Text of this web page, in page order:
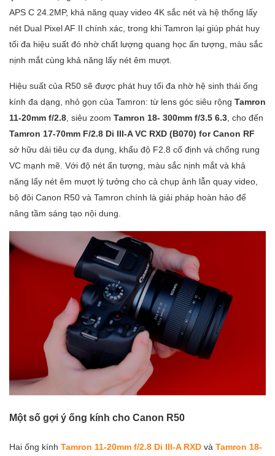
APS C 24.2MP, khả năng quay video 4K sắc nét và hệ thống lấy
nét Dual Pixel AF II chính xác, trong khi Tamron lại giúp phát huy
tối đa hiệu suất đó nhờ chất lượng quang học ấn tượng, màu sắc
nịnh mắt cùng khả năng lấy nét êm mượt.
Hiệu suất của R50 sẽ được phát huy tối đa nhờ hệ sinh thái ống
kính đa dạng, nhỏ gọn của Tamron: từ lens góc siêu rộng Tamron
11-20mm f/2.8 , siêu zoom Tamron 18- 300mm f/3.5 6.3 , cho đến
Tamron 17-70mm F/2.8 Di III-A VC RXD (B070) for Canon RF
sở hữu dải tiêu cự đa dụng, khẩu độ F2.8 cố định và chống rung
VC mạnh mẽ. Với độ nét ấn tượng, màu sắc nịnh mắt và khả
năng lấy nét êm mượt lý tưởng cho cả chụp ảnh lẫn quay video,
bộ đôi Canon R50 và Tamron chính là giải pháp hoàn hảo để
nâng tầm sáng tạo nội dung.
Một số gợi ý ống kính cho Canon R50
Hai ống kính Tamron 11-20mm f/2.8 Di III-A RXD và Tamron 18-